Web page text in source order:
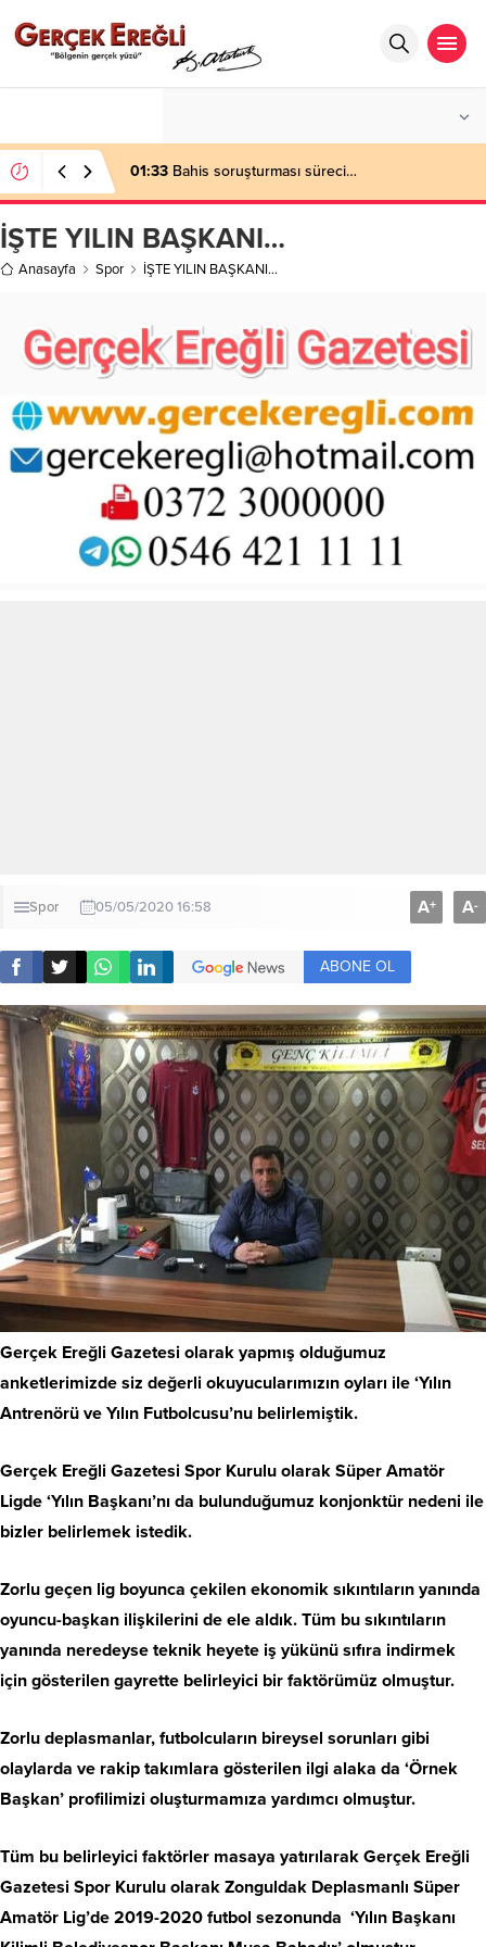
01:33 Bahis soruşturması süreci…
İŞTE YILIN BAŞKANI…
Anasayfa Spor İŞTE YILIN BAŞKANI…
Spor 05/05/2020 16:58 A+ A-
ABONE OL
Gerçek Ereğli Gazetesi olarak yapmış olduğumuz
anketlerimizde siz değerli okuyucularımızın oyları ile ‘Yılın
Antrenörü ve Yılın Futbolcusu’nu belirlemiştik.
Gerçek Ereğli Gazetesi Spor Kurulu olarak Süper Amatör
Ligde ‘Yılın Başkanı’nı da bulunduğumuz konjonktür nedeni ile
bizler belirlemek istedik.
Zorlu geçen lig boyunca çekilen ekonomik sıkıntıların yanında
oyuncu-başkan ilişkilerini de ele aldık. Tüm bu sıkıntıların
yanında neredeyse teknik heyete iş yükünü sıfıra indirmek
için gösterilen gayrette belirleyici bir faktörümüz olmuştur.
Zorlu deplasmanlar, futbolcuların bireysel sorunları gibi
olaylarda ve rakip takımlara gösterilen ilgi alaka da ‘Örnek
Başkan’ profilimizi oluşturmamıza yardımcı olmuştur.
Tüm bu belirleyici faktörler masaya yatırılarak Gerçek Ereğli
Gazetesi Spor Kurulu olarak Zonguldak Deplasmanlı Süper
Amatör Lig’de 2019-2020 futbol sezonunda ‘Yılın Başkanı